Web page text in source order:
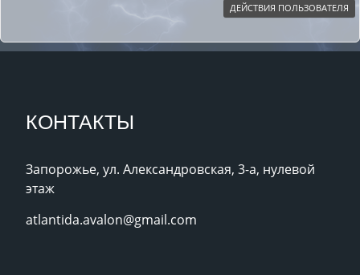
ДЕЙСТВИЯ ПОЛЬЗОВАТЕЛЯ
КОНТАКТЫ
Запорожье, ул. Александровская, 3-а, нулевой
этаж
atlantida.avalon@gmail.com